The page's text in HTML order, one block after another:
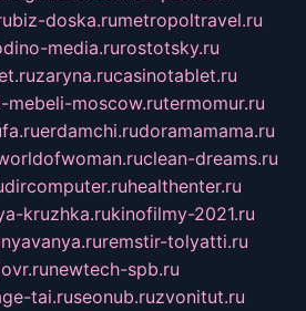
biz-doska.rumetropoltravel.ru
media.rurostotsky.ru
zaryna.rucasinotablet.ru
mebeli-moscow.rutermomur.ru
erdamchi.rudoramamama.ru
clean-dreams.ru
dircomputer.ruhealthenter.ru
kruzhka.rukinofilmy-2021.ru
remstir-tolyatti.ru
newtech-spb.ru
tai.ruseonub.ruzvonitut.ru